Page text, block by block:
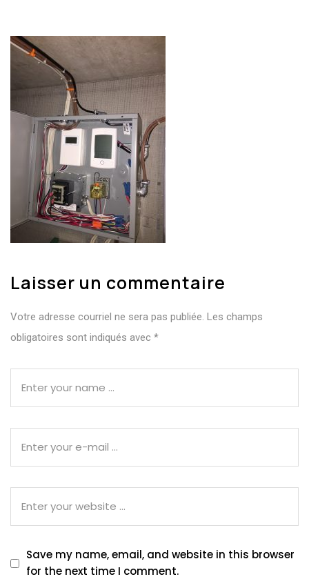
Laisser un commentaire
Votre adresse courriel ne sera pas publiée. Les champs
obligatoires sont indiqués avec *
Save my name, email, and website in this browser
for the next time I comment.